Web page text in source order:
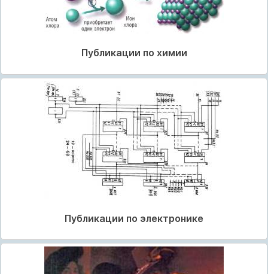
Публикации по химии
Публикации по электронике